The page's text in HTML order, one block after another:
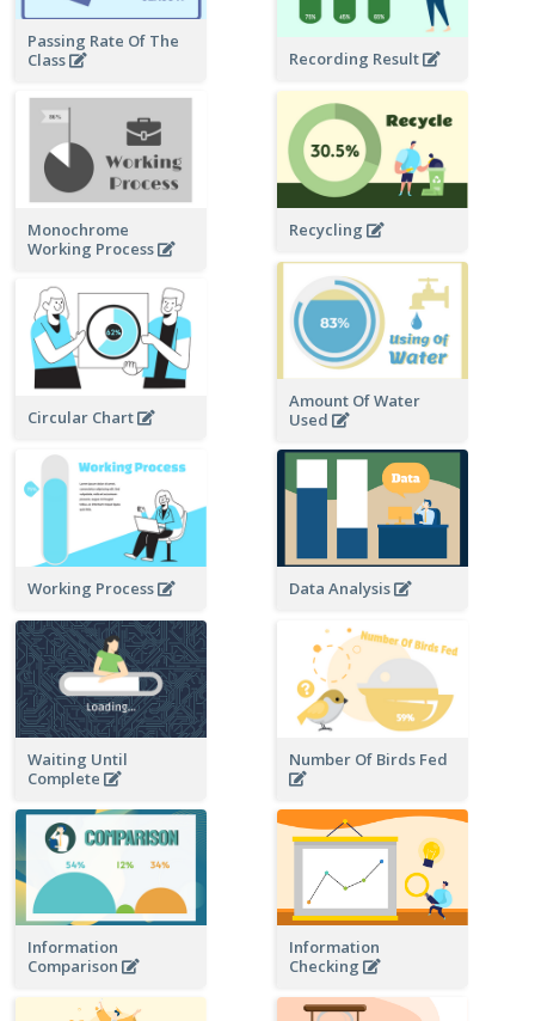
Passing Rate Of The
Class
Recording Result
Monochrome
Working Process
Recycling
Amount Of Water
Used
Circular Chart
Working Process Data Analysis
Waiting Until
Complete
Number Of Birds Fed
Information
Comparison
Information
Checking